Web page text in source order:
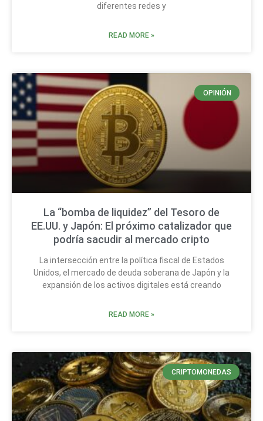
diferentes redes y
READ MORE »
OPINIÓN
La “bomba de liquidez” del Tesoro de
EE.UU. y Japón: El próximo catalizador que
podría sacudir al mercado cripto
La intersección entre la política fiscal de Estados
Unidos, el mercado de deuda soberana de Japón y la
expansión de los activos digitales está creando
READ MORE »
CRIPTOMONEDAS